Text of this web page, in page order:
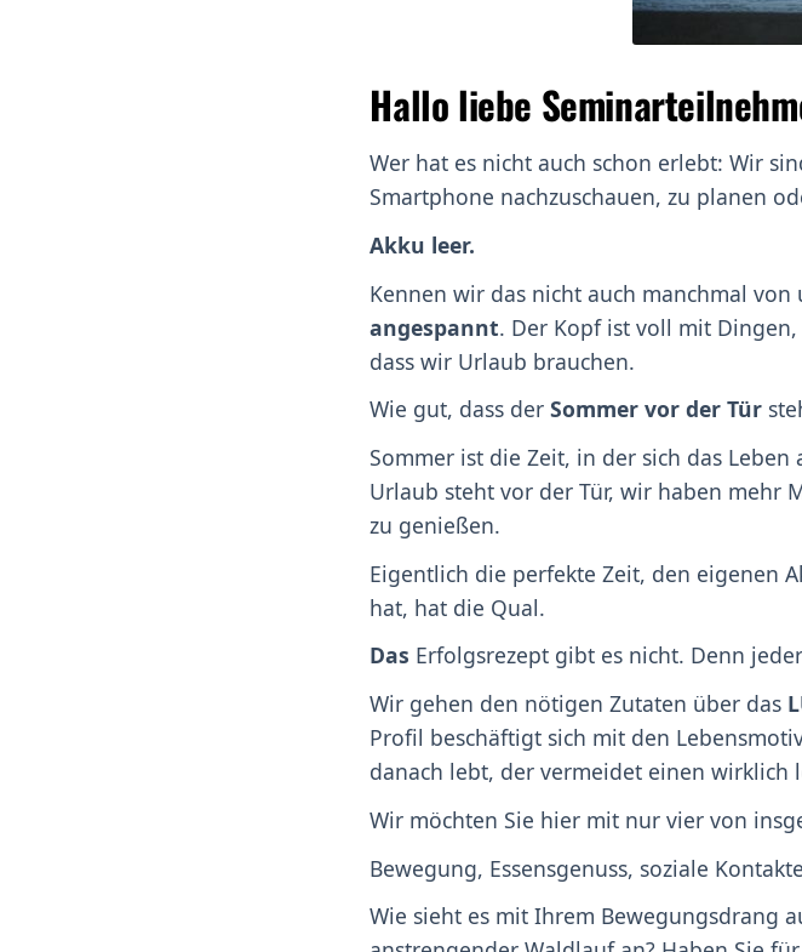
Hallo liebe
Wer hat es nicht auch schon erlebt: Wir
Smartphone nachzuschauen, zu planen
Akku leer.
Kennen wir das nicht auch manchmal von
angespannt. Der Kopf ist voll mit
dass wir Urlaub brauchen.
Wie gut, dass derSommer vor der Tür
Sommer ist die Zeit, in der sich das
Urlaub steht vor der Tür, wir haben mehr
zu genießen.
Eigentlich die perfekte Zeit, den eigenen
hat, hat die Qual.
Das Erfolgsrezept gibt es nicht. Denn
Wir gehen den nötigen Zutaten über das
Profil beschäftigt sich mit den
danach lebt, der vermeidet einen wirklich
Wir möchten Sie hier mit nur vier von
Bewegung, Essensgenuss, soziale
Wie sieht es mit Ihrem Bewegungsdrang